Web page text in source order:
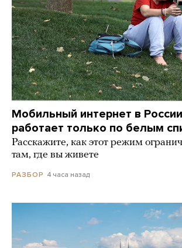
Мобильный интернет в
работает только по белым
Расскажите, как этот режим
там, где вы живете
РАЗБОР 4 часа назад